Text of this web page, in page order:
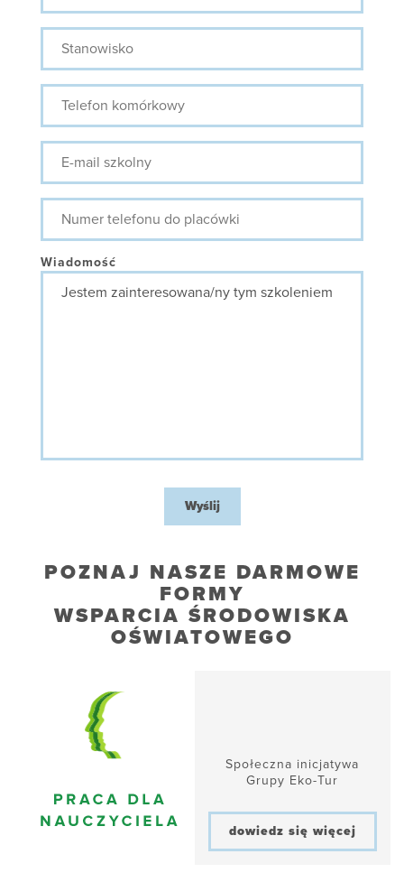
Stanowisko
Telefon
komórkowy
E-
mail
szkolny
Numer
telefonu
do
Wiadomość
Wyślij
POZNAJ NASZE DARMOWE
FORMY
WSPARCIA ŚRODOWISKA
OŚWIATOWEGO
Społeczna inicjatywa
Grupy Eko-Tur
dowiedz się więcej